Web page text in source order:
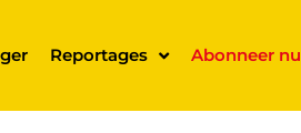
Reportages Abonneer nu